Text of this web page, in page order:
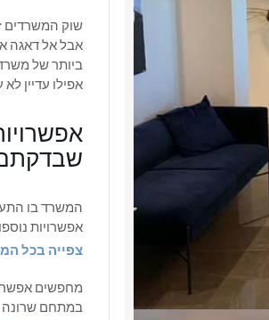
שוק המשרדים
ביותר של
אפילו עדיין
המשרד בו
אפשרויות
צפייה בכל
מחפשים
במתחם שרונה